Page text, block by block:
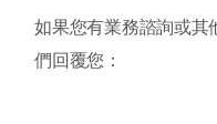
如果您有業務諮詢或其
們回覆您：